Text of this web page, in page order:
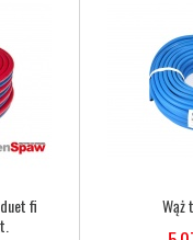
dyszy palnika
nr kat. 9002560